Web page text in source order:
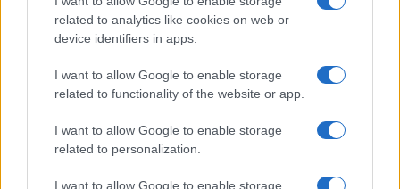
related to analytics like cookies on web or
device identifiers in apps.
I want to allow Google to enable storage
related to functionality of the website or app.
I want to allow Google to enable storage
related to personalization.
I want to allow Google to enable storage
Ripensare le tecnologie umanitarie oltre i criteri dei
Martina Marchesi · 10 Lug 2026